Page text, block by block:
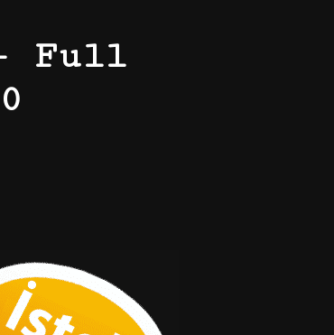
Full